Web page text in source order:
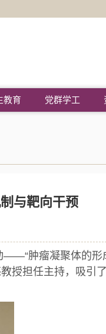
教育 党群学工
与靶向干预
——“肿瘤凝聚体的形
授担任主持，吸引了